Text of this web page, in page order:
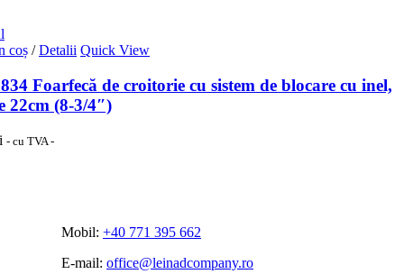
coș / Detalii Quick View
Foarfecă de croitorie cu sistem de blocare cu inel,
22cm (8-3/4″)
- cu TVA -
Mobil: +40 771 395 662
E-mail: office@leinadcompany.ro